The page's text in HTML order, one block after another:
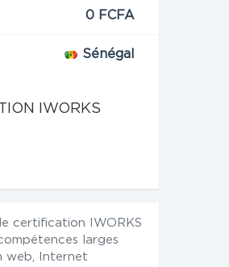
0 FCFA
Sénégal
IWORKS
certification IWORKS
larges
web, Internet